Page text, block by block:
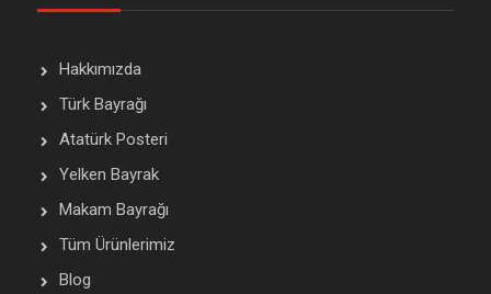
Hakkımızda
Türk Bayrağı
Atatürk Posteri
Yelken Bayrak
Makam Bayrağı
Tüm Ürünlerimiz
Blog